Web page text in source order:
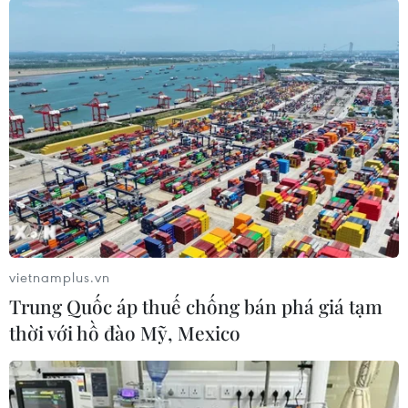
dựng Trục đại lộ cảnh quan sông Hồng, báo cáo
Tổ trưởng Tổ công tác phê duyệt.
Đồng thời, tham mưu Tổ trưởng Tổ công tác
phân công nhiệm vụ cho các thành viên để tổ
chức triển khai các nhiệm vụ theo chỉ đạo của
Thành ủy và Kế hoạch của Ủy ban Nhân dân
thành phố; làm đầu mối phối hợp với các thành
viên Tổ công tác, các sở, ngành, cơ quan, đơn vị
liên quan trong quá trình triển khai công tác
thông tin, tuyên truyền về dự án.
Sở Văn hóa và Thể thao cũng là đầu mối phối
hợp với các cơ quan báo chí Trung ương và các
tỉnh, thành phố trong công tác thông tin, tuyên
truyền về dự án; đôn đốc, kiểm tra, tổng hợp
vietnamplus.vn
Trung Quốc áp thuế chống bán phá giá tạm
thời với hồ đào Mỹ, Mexico